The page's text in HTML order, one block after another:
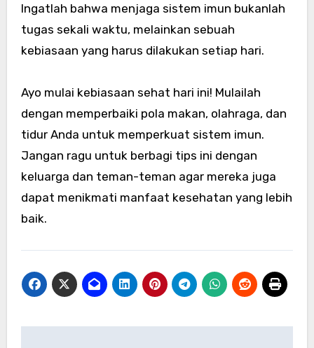
Ingatlah bahwa menjaga sistem imun bukanlah
tugas sekali waktu, melainkan sebuah
kebiasaan yang harus dilakukan setiap hari.
Ayo mulai kebiasaan sehat hari ini! Mulailah
dengan memperbaiki pola makan, olahraga, dan
tidur Anda untuk memperkuat sistem imun.
Jangan ragu untuk berbagi tips ini dengan
keluarga dan teman-teman agar mereka juga
dapat menikmati manfaat kesehatan yang lebih
baik.